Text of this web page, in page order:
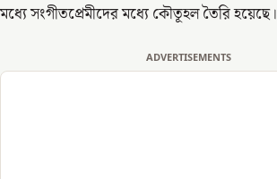
মধ্যে সংগীতপ্রেমীদের মধ্যে কৌতূহল তৈরি হয়েছে।
ADVERTISEMENTS